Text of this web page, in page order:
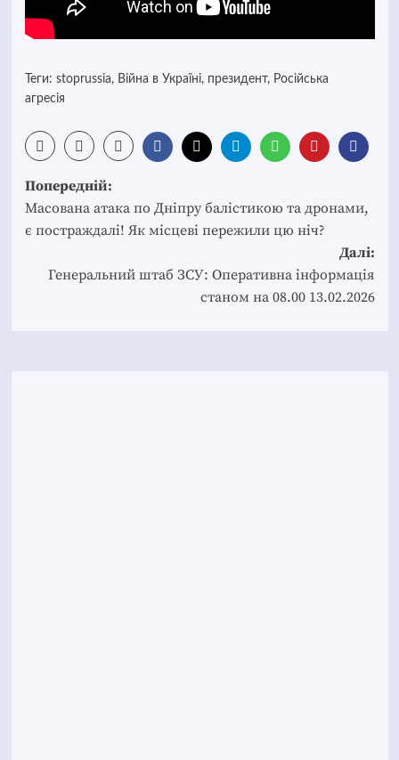
Теги: stoprussia, Війна в Україні, президент, Російська
агресія
Post
navigation
Попередній:
Масована атака по Дніпру балістикою та дронами,
є постраждалі! Як місцеві пережили цю ніч?
Далі:
Генеральний штаб ЗСУ: Оперативна інформація
станом на 08.00 13.02.2026